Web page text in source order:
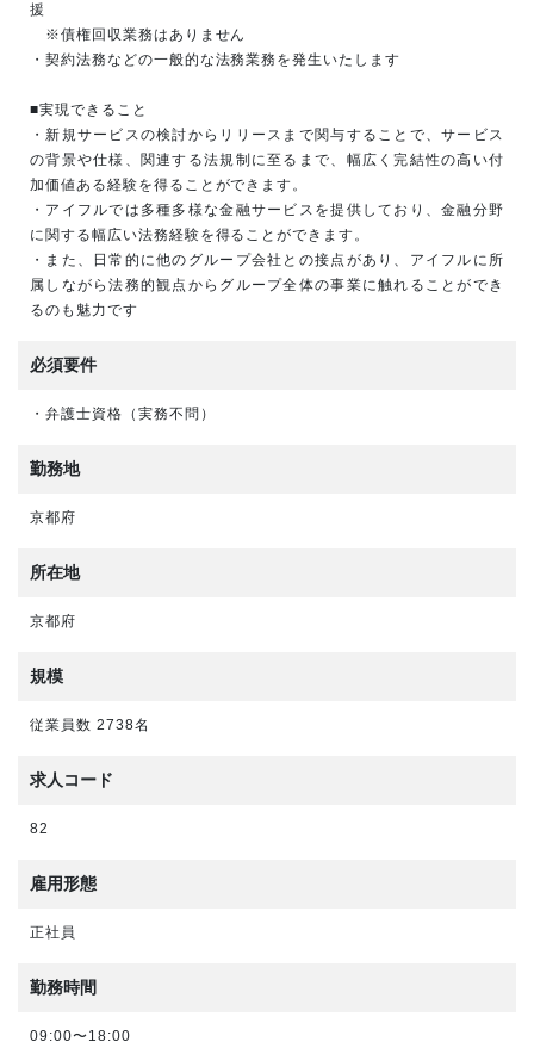
援
※債権回収業務はありません
・契約法務などの一般的な法務業務を発生いたします
■実現できること
・新規サービスの検討からリリースまで関与することで、サービス
の背景や仕様、関連する法規制に至るまで、幅広く完結性の高い付
加価値ある経験を得ることができます。
・アイフルでは多種多様な金融サービスを提供しており、金融分野
に関する幅広い法務経験を得ることができます。
・また、日常的に他のグループ会社との接点があり、アイフルに所
属しながら法務的観点からグループ全体の事業に触れることができ
るのも魅力です
必須要件
・弁護士資格（実務不問）
勤務地
京都府
所在地
京都府
規模
従業員数 2738名
求人コード
82
雇用形態
正社員
勤務時間
09:00〜18:00